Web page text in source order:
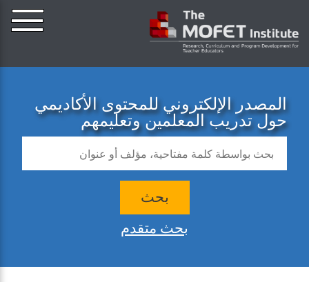
المصدر الإلكتروني للمحتوى الأكاديمي
حول تدريب المعلمين وتعليمهم
بحث
بحث متقدم